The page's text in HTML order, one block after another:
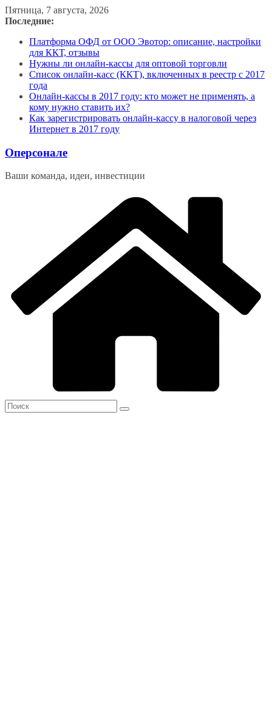
Перейти
к
Пятница, 7 августа, 2026
Последние:
Платформа ОФД от ООО Эвотор: описание, настройки
для ККТ, отзывы
Нужны ли онлайн-кассы для оптовой торговли
Список онлайн-касс (ККТ), включенных в реестр с 2017
года
Онлайн-кассы в 2017 году: кто может не применять, а
кому нужно ставить их?
Как зарегистрировать онлайн-кассу в налоговой через
Интернет в 2017 году
Оперсонале
Ваши команда, идеи, инвестиции